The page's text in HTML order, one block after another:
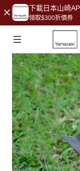
下載日本山崎
領取$300折價券